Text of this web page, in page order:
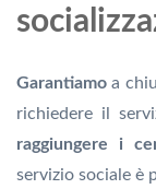
Garantiamo a
richiedere il
raggiungere i
servizio sociale è